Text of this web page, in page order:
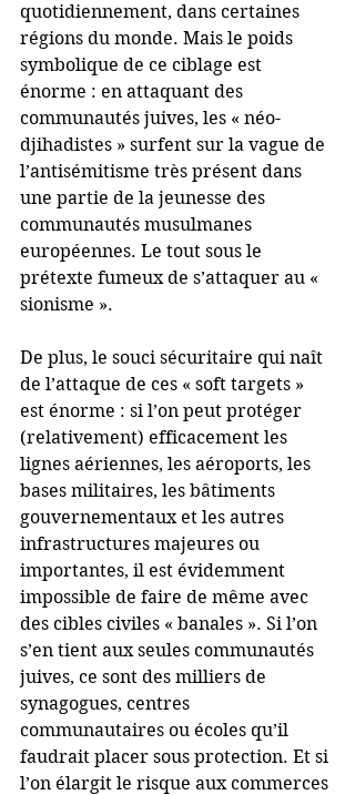
quotidiennement, dans certaines
régions du monde. Mais le poids
symbolique de ce ciblage est
énorme : en attaquant des
communautés juives, les « néo-
djihadistes » surfent sur la vague de
l’antisémitisme très présent dans
une partie de la jeunesse des
communautés musulmanes
européennes. Le tout sous le
prétexte fumeux de s’attaquer au «
sionisme ».
De plus, le souci sécuritaire qui naît
de l’attaque de ces « soft targets »
est énorme : si l’on peut protéger
(relativement) efficacement les
lignes aériennes, les aéroports, les
bases militaires, les bâtiments
gouvernementaux et les autres
infrastructures majeures ou
importantes, il est évidemment
impossible de faire de même avec
des cibles civiles « banales ». Si l’on
s’en tient aux seules communautés
juives, ce sont des milliers de
synagogues, centres
communautaires ou écoles qu’il
faudrait placer sous protection. Et si
l’on élargit le risque aux commerces